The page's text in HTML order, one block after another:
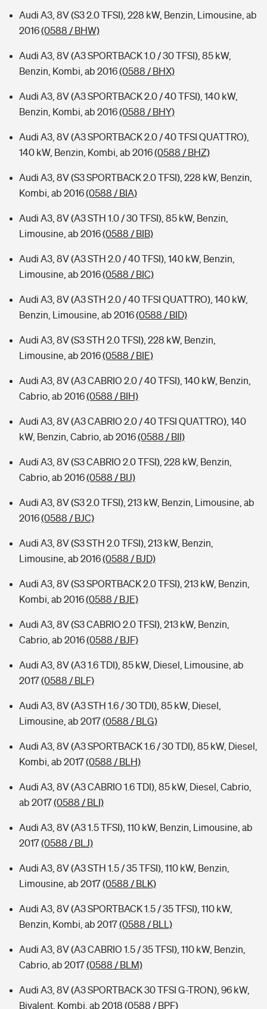
Audi A3, 8V (S3 2.0 TFSI), 228 kW, Benzin, Limousine, ab
2016(0588 / BHW)
Audi A3, 8V (A3 SPORTBACK 1.0 / 30 TFSI), 85 kW,
Benzin, Kombi, ab 2016(0588 / BHX)
Audi A3, 8V (A3 SPORTBACK 2.0 / 40 TFSI), 140 kW,
Benzin, Kombi, ab 2016(0588 / BHY)
Audi A3, 8V (A3 SPORTBACK 2.0 / 40 TFSI QUATTRO),
140 kW, Benzin, Kombi, ab 2016(0588 / BHZ)
Audi A3, 8V (S3 SPORTBACK 2.0 TFSI), 228 kW, Benzin,
Kombi, ab 2016(0588 / BIA)
Audi A3, 8V (A3 STH 1.0 / 30 TFSI), 85 kW, Benzin,
Limousine, ab 2016(0588 / BIB)
Audi A3, 8V (A3 STH 2.0 / 40 TFSI), 140 kW, Benzin,
Limousine, ab 2016(0588 / BIC)
Audi A3, 8V (A3 STH 2.0 / 40 TFSI QUATTRO), 140 kW,
Benzin, Limousine, ab 2016(0588 / BID)
Audi A3, 8V (S3 STH 2.0 TFSI), 228 kW, Benzin,
Limousine, ab 2016(0588 / BIE)
Audi A3, 8V (A3 CABRIO 2.0 / 40 TFSI), 140 kW, Benzin,
Cabrio, ab 2016(0588 / BIH)
Audi A3, 8V (A3 CABRIO 2.0 / 40 TFSI QUATTRO), 140
kW, Benzin, Cabrio, ab 2016(0588 / BII)
Audi A3, 8V (S3 CABRIO 2.0 TFSI), 228 kW, Benzin,
Cabrio, ab 2016(0588 / BIJ)
Audi A3, 8V (S3 2.0 TFSI), 213 kW, Benzin, Limousine, ab
2016(0588 / BJC)
Audi A3, 8V (S3 STH 2.0 TFSI), 213 kW, Benzin,
Limousine, ab 2016(0588 / BJD)
Audi A3, 8V (S3 SPORTBACK 2.0 TFSI), 213 kW, Benzin,
Kombi, ab 2016(0588 / BJE)
Audi A3, 8V (S3 CABRIO 2.0 TFSI), 213 kW, Benzin,
Cabrio, ab 2016(0588 / BJF)
Audi A3, 8V (A3 1.6 TDI), 85 kW, Diesel, Limousine, ab
2017(0588 / BLF)
Audi A3, 8V (A3 STH 1.6 / 30 TDI), 85 kW, Diesel,
Limousine, ab 2017(0588 / BLG)
Audi A3, 8V (A3 SPORTBACK 1.6 / 30 TDI), 85 kW, Diesel,
Kombi, ab 2017(0588 / BLH)
Audi A3, 8V (A3 CABRIO 1.6 TDI), 85 kW, Diesel, Cabrio,
ab 2017(0588 / BLI)
Audi A3, 8V (A3 1.5 TFSI), 110 kW, Benzin, Limousine, ab
2017(0588 / BLJ)
Audi A3, 8V (A3 STH 1.5 / 35 TFSI), 110 kW, Benzin,
Limousine, ab 2017(0588 / BLK)
Audi A3, 8V (A3 SPORTBACK 1.5 / 35 TFSI), 110 kW,
Benzin, Kombi, ab 2017(0588 / BLL)
Audi A3, 8V (A3 CABRIO 1.5 / 35 TFSI), 110 kW, Benzin,
Cabrio, ab 2017(0588 / BLM)
Audi A3, 8V (A3 SPORTBACK 30 TFSI G-TRON), 96 kW,
Bivalent, Kombi, ab 2018 (0588 / BPF)